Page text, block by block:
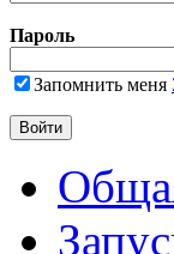
Пароль
Запомнить меня